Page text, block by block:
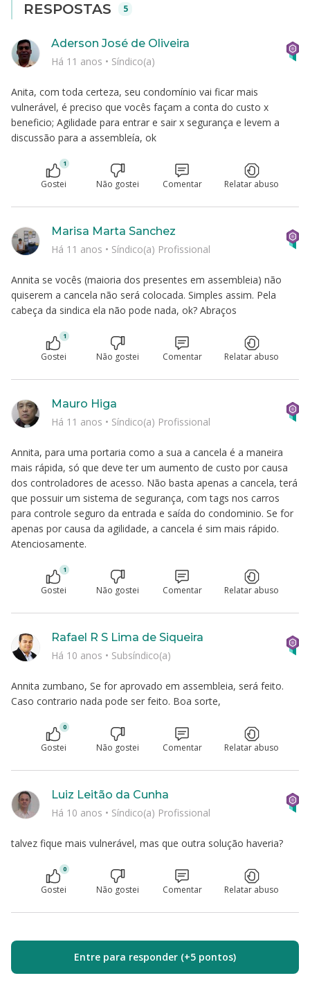
RESPOSTAS 5
Anita, com toda certeza, seu condomínio vai ficar mais
vulnerável, é preciso que vocês façam a conta do custo x
beneficio; Agilidade para entrar e sair x segurança e levem a
discussão para a assembleía, ok
Aderson José de Oliveira
Há 11 anos • Síndico(a)
1
Gostei Não gostei Comentar Relatar abuso
Annita se vocês (maioria dos presentes em assembleia) não
quiserem a cancela não será colocada. Simples assim. Pela
cabeça da sindica ela não pode nada, ok? Abraços
Marisa Marta Sanchez
Há 11 anos • Síndico(a) Profissional
1
Gostei Não gostei Comentar Relatar abuso
Annita, para uma portaria como a sua a cancela é a maneira
mais rápida, só que deve ter um aumento de custo por causa
dos controladores de acesso. Não basta apenas a cancela, terá
que possuir um sistema de segurança, com tags nos carros
para controle seguro da entrada e saída do condominio. Se for
apenas por causa da agilidade, a cancela é sim mais rápido.
Atenciosamente.
Mauro Higa
Há 11 anos • Síndico(a) Profissional
1
Gostei Não gostei Comentar Relatar abuso
Annita zumbano, Se for aprovado em assembleia, será feito.
Caso contrario nada pode ser feito. Boa sorte,
Rafael R S Lima de Siqueira
Há 10 anos • Subsíndico(a)
0
Gostei Não gostei Comentar Relatar abuso
talvez fique mais vulnerável, mas que outra solução haveria?
Luiz Leitão da Cunha
Há 10 anos • Síndico(a) Profissional
0
Gostei Não gostei Comentar Relatar abuso
Entre para responder (+5 pontos)